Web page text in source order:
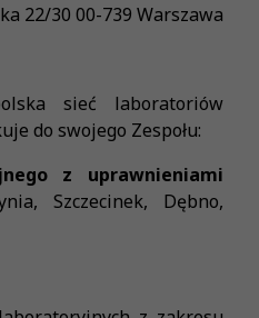
22/30 00-739 Warszawa
sieć laboratoriów
do swojego Zespołu:
z uprawnieniami
Szczecinek, Dębno,